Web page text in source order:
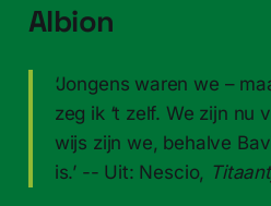
Albion
‘Jongens waren we –
zeg ik ‘t zelf. We zijn nu
wijs zijn we, behalve
is.’ -- Uit: Nescio,